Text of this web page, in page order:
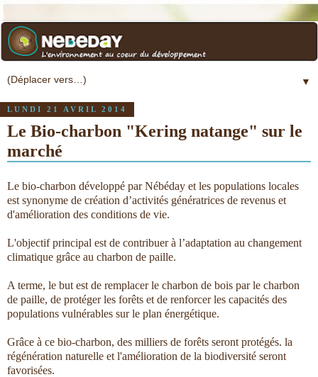
▼
LUNDI 21 AVRIL 2014
Le Bio-charbon "Kering natange" sur le
marché
Le bio-charbon développé par Nébéday et les populations locales
est synonyme de création d’activités génératrices de revenus et
d'amélioration des conditions de vie.
L'objectif principal est de contribuer à l’adaptation au changement
climatique grâce au charbon de paille.
A terme, le but est de remplacer le charbon de bois par le charbon
de paille, de protéger les forêts et de renforcer les capacités des
populations vulnérables sur le plan énergétique.
Grâce à ce bio-charbon, des milliers de forêts seront protégés. la
régénération naturelle et l'amélioration de la biodiversité seront
favorisées.